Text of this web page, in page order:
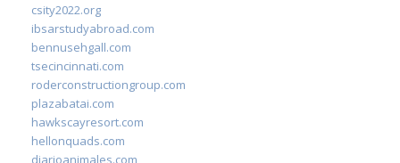
csity2022.org
ibsarstudyabroad.com
bennusehgall.com
tsecincinnati.com
roderconstructiongroup.com
plazabatai.com
hawkscayresort.com
hellonquads.com
diarioanimales.com